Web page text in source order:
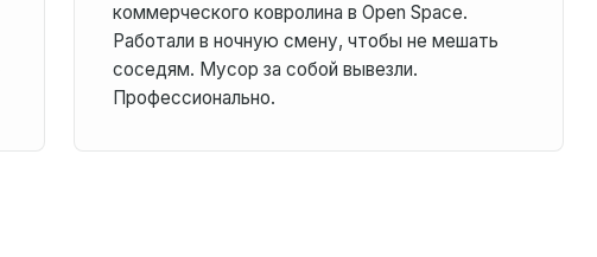
коммерческого ковролина в Open Space.
Работали в ночную смену, чтобы не мешать
соседям. Мусор за собой вывезли.
Профессионально.